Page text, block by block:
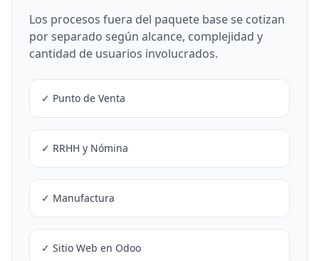
Los procesos fuera del paquete base se cotizan
por separado según alcance, complejidad y
cantidad de usuarios involucrados.
✓ Punto de Venta
✓ RRHH y Nómina
✓ Manufactura
✓ Sitio Web en Odoo